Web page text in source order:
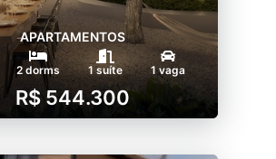
APARTAMENTOS
2 dorms 1 suíte 1 vaga
R$ 544.300